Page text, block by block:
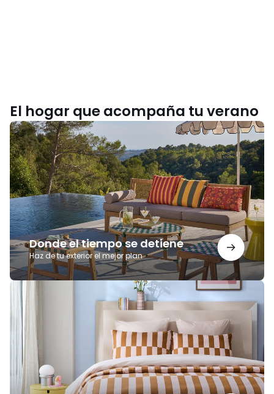
El hogar que acompaña tu verano
Donde el tiempo se detiene
Haz de tu exterior el mejor plan
Donde
el
tiempo
se
detiene
Noches
para
recordar